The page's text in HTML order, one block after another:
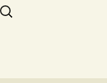
Αναζήτηση
για: